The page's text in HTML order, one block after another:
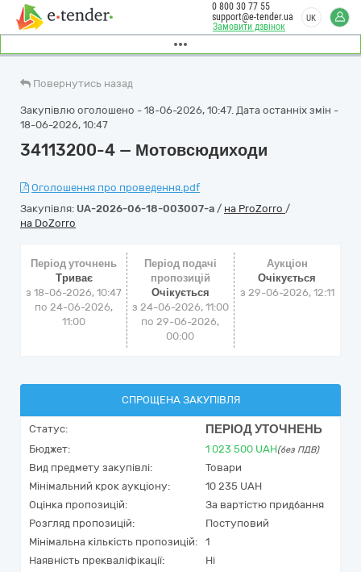
Замовити дзвінок
0 800 30 77 55
support@e-tender.ua
UK
Повернутись назад
Закупівлю оголошено - 18-06-2026, 10:47. Дата останніх змін -
18-06-2026, 10:47
34113200-4 — Мотовсюдиходи
Оголошення про проведення.pdf
Закупівля: UA-2026-06-18-003007-a / на ProZorro /
на DoZorro
Період уточнень
Триває
з 18-06-2026, 10:47
по 24-06-2026,
11:00
Період подачі
пропозицій
Очікується
з 24-06-2026, 11:00
по 29-06-2026,
00:00
Аукціон
Очікується
з 29-06-2026, 12:11
СПРОЩЕНА ЗАКУПІВЛЯ
Статус: ПЕРІОД УТОЧНЕНЬ
Бюджет: 1 023 500 UAH(без ПДВ)
Вид предмету закупівлі:
Товари
Мінімальний крок аукціону:
10 235 UAH
Оцінка пропозицій:
За вартістю придбання
Розгляд пропозицій:
Поступовий
Мінімальна кількість пропозицій:
1
Наявність прекваліфікації:
Ні